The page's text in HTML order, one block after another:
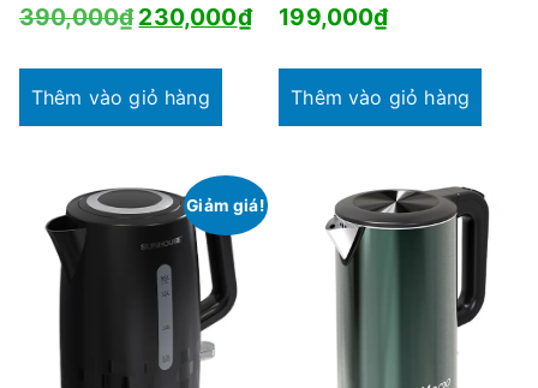
390,000₫Giá
là:
230,000₫Giá
230,000₫.
Thêm vào giỏ hàng
199,000₫
Thêm vào giỏ hàng
Giảm giá!